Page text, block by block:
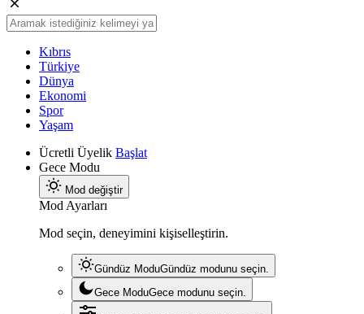
Kıbrıs
Türkiye
Dünya
Ekonomi
Spor
Yaşam
Ücretli Üyelik Başlat
Gece Modu
Mod değiştir
Mod Ayarları
Mod seçin, deneyimini kişiselleştirin.
Gündüz ModuGündüz modunu seçin.
Gece ModuGece modunu seçin.